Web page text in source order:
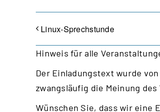
Linux-Sprechstunde
Hinweis für alle
Der Einladungstext wurde
zwangsläufig die Meinung
Wünschen Sie, dass wir eine